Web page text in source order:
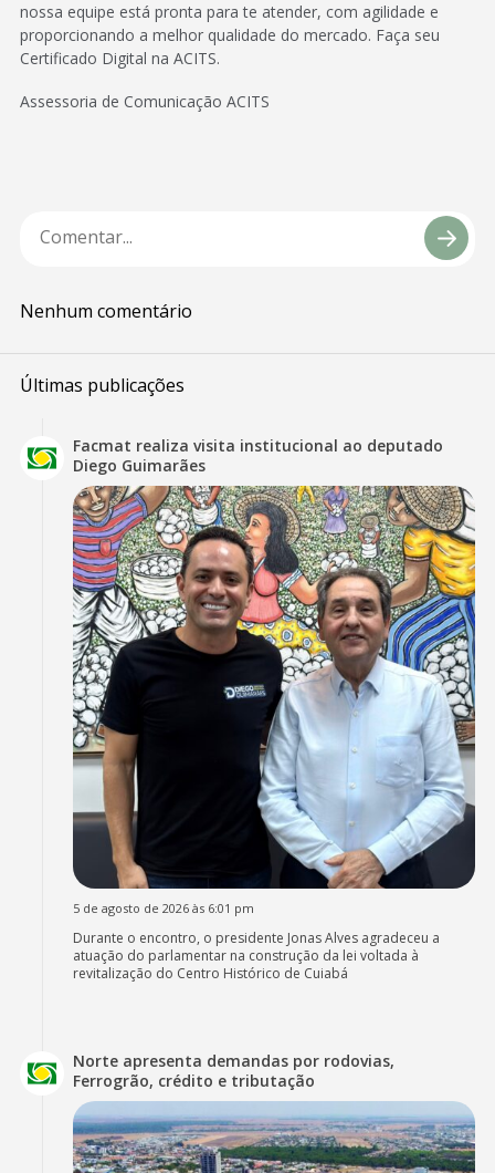
nossa equipe está pronta para te atender, com agilidade e
proporcionando a melhor qualidade do mercado. Faça seu
Certificado Digital na ACITS.
Assessoria de Comunicação ACITS
Nenhum comentário
Últimas publicações
Facmat realiza visita institucional ao deputado
Diego Guimarães
5 de agosto de 2026 às 6:01 pm
Durante o encontro, o presidente Jonas Alves agradeceu a
atuação do parlamentar na construção da lei voltada à
revitalização do Centro Histórico de Cuiabá
Norte apresenta demandas por rodovias,
Ferrogrão, crédito e tributação